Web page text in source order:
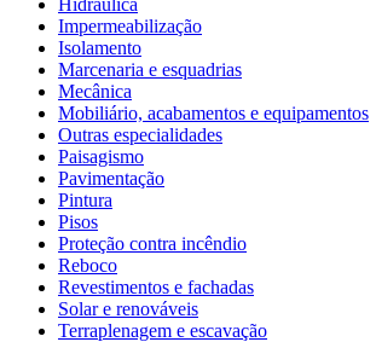
Hidráulica
Impermeabilização
Isolamento
Marcenaria e esquadrias
Mecânica
Mobiliário, acabamentos e equipamentos
Outras especialidades
Paisagismo
Pavimentação
Pintura
Pisos
Proteção contra incêndio
Reboco
Revestimentos e fachadas
Solar e renováveis
Terraplenagem e escavação